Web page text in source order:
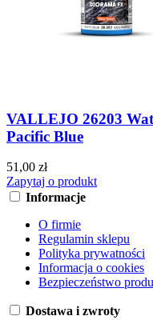
VALLEJO 26203
Pacific Blue
51,00 zł
Zapytaj o produkt
Informacje
O firmie
Regulamin sklepu
Polityka prywatności
Informacja o cookies
Bezpieczeństwo
Dostawa i zwroty